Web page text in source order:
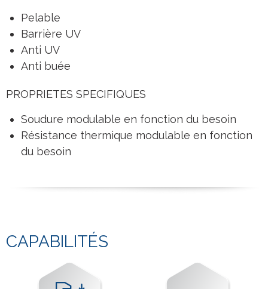
Pelable
Barrière UV
Anti UV
Anti buée
PROPRIETES SPECIFIQUES
Soudure modulable en fonction du besoin
Résistance thermique modulable en fonction
du besoin
CAPABILITÉS